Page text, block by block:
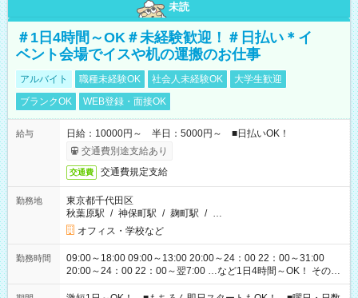
未読
＃1日4時間～OK＃未経験歓迎！＃日払い＊イ
ベント会場でイスや机の運搬のお仕事
アルバイト 職種未経験OK 社会人未経験OK
大学生歓迎
ブランクOK
WEB登録・面接OK
給与
日給：10000円～ 半日：5000円～ ■日払いOK！
交通費別途支給あり
交通費 交通費規定支給
勤務地
東京都千代田区
秋葉原駅 / 神保町駅 / 麹町駅 / …
オフィス・学校など
勤務時間
09:00～18:00 09:00～13:00 20:00～24：00 22：00～31:00
20:00～24：00 22：00～翌7:00 …など1日4時間～OK！ その他
シフトもございます！ お気軽にご相談ください！